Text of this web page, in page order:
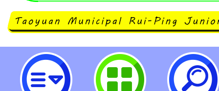
neilrpjhstyc網站設計者：徐嘉